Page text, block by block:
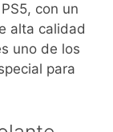
con un
alta calidad
uno de los
para